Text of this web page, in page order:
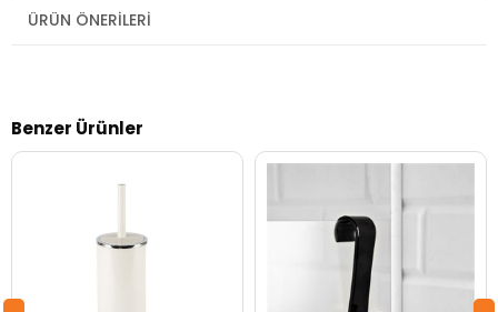
ÜRÜN ÖNERILERI
Benzer Ürünler